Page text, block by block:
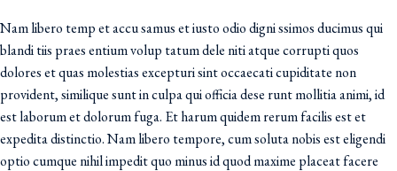
Nam libero temp et accu samus et iusto odio digni ssimos ducimus qui
blandi tiis praes entium volup tatum dele niti atque corrupti quos
dolores et quas molestias excepturi sint occaecati cupiditate non
provident, similique sunt in culpa qui officia dese runt mollitia animi, id
est laborum et dolorum fuga. Et harum quidem rerum facilis est et
expedita distinctio. Nam libero tempore, cum soluta nobis est eligendi
optio cumque nihil impedit quo minus id quod maxime placeat facere